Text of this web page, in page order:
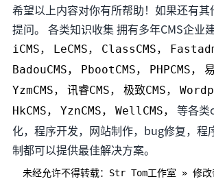
希望以上内容对你有所帮助！如果还有
提问。 各类知识收集 拥有多年CMS企业
iCMS， LeCMS， ClassCMS，
BadouCMS，
PbootCMS， PHPCMS，
YzmCMS，
讯睿CMS， 极致CMS，
HkCMS，
YznCMS， WellCMS，
等各类
化，程序开发，网站制作，bug修复，程
制都可以提供最佳解决方案。
未经允许不得转载： Str Tom工作室 » 修改